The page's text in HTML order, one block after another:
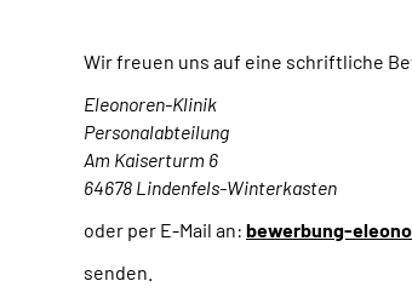
Wir freuen uns auf eine schriftliche
Eleonoren-Klinik
Personalabteilung
Am Kaiserturm 6
64678 Lindenfels-Winterkasten
oder per E-Mail an: bewerbung-
senden.